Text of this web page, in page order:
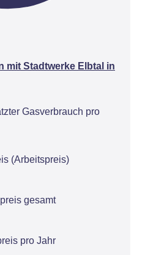
mit Stadtwerke Elbtal in
Gasverbrauch pro
(Arbeitspreis)
gesamt
pro Jahr